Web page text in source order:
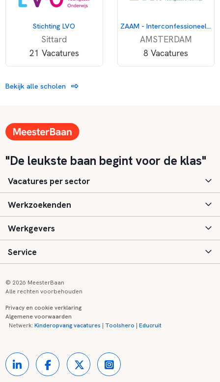
Stichting LVO
Sittard
21 Vacatures
ZAAM - Interconfessioneel voortgezet onderwijs
AMSTERDAM
8 Vacatures
Bekijk alle scholen
"De leukste baan begint voor de klas"
Vacatures per sector
Basisonderwijs
Speciaal (basis) onderwijs
Voortgezet onderwijs
Kinderopvang
Werkzoekenden
Aanmelden
Vacatures
Zij-instroom informatie
Onderwijsregio's
Werkgevers
Inloggen
Registreren
Contact
Service
Onderwijs links
Partners
© 2026 MeesterBaan
Alle rechten voorbehouden
Privacy en cookie verklaring
Algemene voorwaarden
Netwerk:Kinderopvang vacatures | Toolshero |Educruit